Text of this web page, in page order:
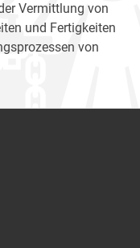
Vermittlung von
und Fertigkeiten
von